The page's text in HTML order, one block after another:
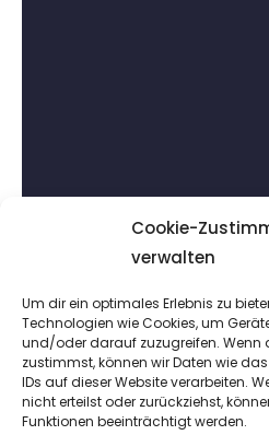
Cookie-
verwalten
Um dir ein optimales Erlebnis zu
Technologien wie Cookies, um
und/oder darauf zuzugreifen. Wenn
zustimmst, können wir Daten wie
IDs auf dieser Website verarbeiten.
nicht erteilst oder zurückziehst,
Funktionen beeinträchtigt werden.
Einheit)
META